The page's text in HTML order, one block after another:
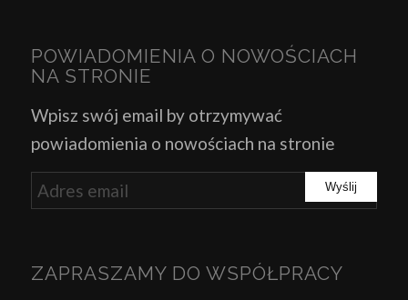
POWIADOMIENIA O NOWOŚCIACH
NA STRONIE
Wpisz swój email by otrzymywać
powiadomienia o nowościach na stronie
ZAPRASZAMY DO WSPÓŁPRACY